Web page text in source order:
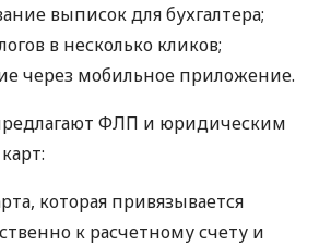
выписок для бухгалтера;
в несколько кликов;
через мобильное приложение.
ФЛП и юридическим
которая привязывается
к расчетному счету и